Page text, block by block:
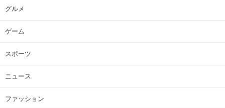
グルメ
ゲーム
スポーツ
ニュース
ファッション